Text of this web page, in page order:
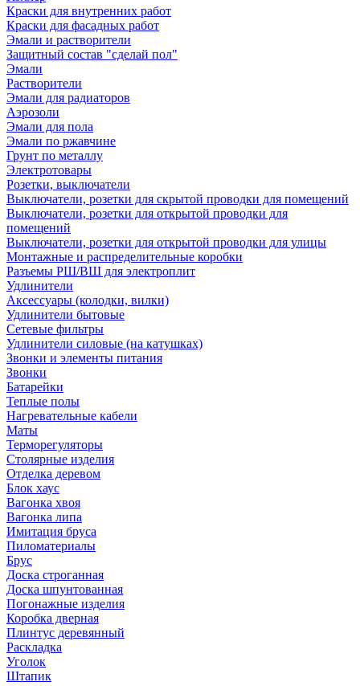
Краски для внутренних работ
Краски для фасадных работ
Эмали и растворители
Защитный состав "сделай пол"
Эмали
Растворители
Эмали для радиаторов
Аэрозоли
Эмали для пола
Эмали по ржавчине
Грунт по металлу
Электротовары
Розетки, выключатели
Выключатели, розетки для скрытой проводки для помещений
Выключатели, розетки для открытой проводки для
помещений
Выключатели, розетки для открытой проводки для улицы
Монтажные и распределительные коробки
Разъемы РШ/ВШ для электроплит
Удлинители
Аксессуары (колодки, вилки)
Удлинители бытовые
Сетевые фильтры
Удлинители силовые (на катушках)
Звонки и элементы питания
Звонки
Батарейки
Теплые полы
Нагревательные кабели
Маты
Терморегуляторы
Столярные изделия
Отделка деревом
Блок хаус
Вагонка хвоя
Вагонка липа
Имитация бруса
Пиломатериалы
Брус
Доска строганная
Доска шпунтованная
Погонажные изделия
Коробка дверная
Плинтус деревянный
Раскладка
Уголок
Штапик